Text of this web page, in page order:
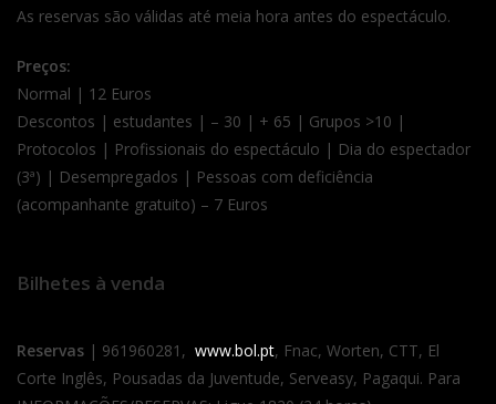
As reservas são válidas até meia hora antes do espectáculo.
Preços:
Normal | 12 Euros
Descontos | estudantes | – 30 | + 65 | Grupos >10 |
Protocolos | Profissionais do espectáculo | Dia do espectador
(3ª) | Desempregados | Pessoas com deficiência
(acompanhante gratuito) – 7 Euros
Bilhetes à venda
Reservas | 961960281, www.bol.pt, Fnac, Worten, CTT, El
Corte Inglês, Pousadas da Juventude, Serveasy, Pagaqui. Para